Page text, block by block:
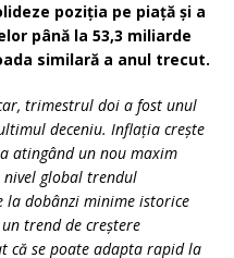
poziția pe piață și a
până la 53,3 miliarde
similară a anul trecut.
trimestrul doi a fost unul
deceniu. Inflația crește
atingând un nou maxim
global trendul
la dobânzi minime istorice
trend de creștere
că se poate adapta rapid la